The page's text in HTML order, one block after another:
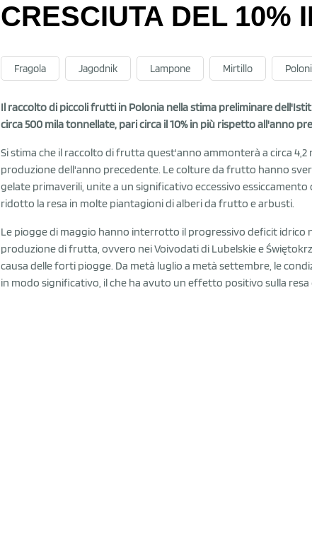
CRESCIUTA DEL 10%
Fragola Jagodnik Lampone Mirtillo
Il raccolto di piccoli frutti in Polonia nella stima preliminare
circa 500 mila tonnellate, pari circa il 10% in più rispetto all'anno
Si stima che il raccolto di frutta quest'anno ammonterà a circa
produzione dell'anno precedente. Le colture da frutto hanno
gelate primaverili, unite a un significativo eccessivo
ridotto la resa in molte piantagioni di alberi da frutto e arbusti.
Le piogge di maggio hanno interrotto il progressivo deficit idrico
produzione di frutta, ovvero nei Voivodati di Lubelskie e
causa delle forti piogge. Da metà luglio a metà settembre, le
in modo significativo, il che ha avuto un effetto positivo sulla resa